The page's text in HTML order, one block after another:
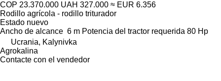
COP 23.370.000 UAH 327.000 ≈ EUR 6.356
Rodillo agrícola - rodillo triturador
Estado nuevo
Ancho de alcance 6 m Potencia del tractor requerida 80 Hp
Ucrania, Kalynivka
Agrokalina
Contacte con el vendedor